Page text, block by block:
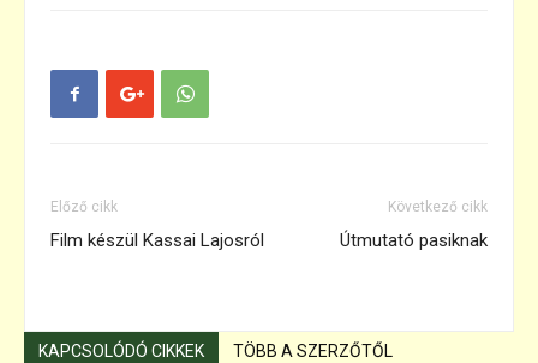
Előző cikk
Film készül Kassai Lajosról
Következő cikk
Útmutató pasiknak
KAPCSOLÓDÓ CIKKEK TÖBB A SZERZŐTŐL